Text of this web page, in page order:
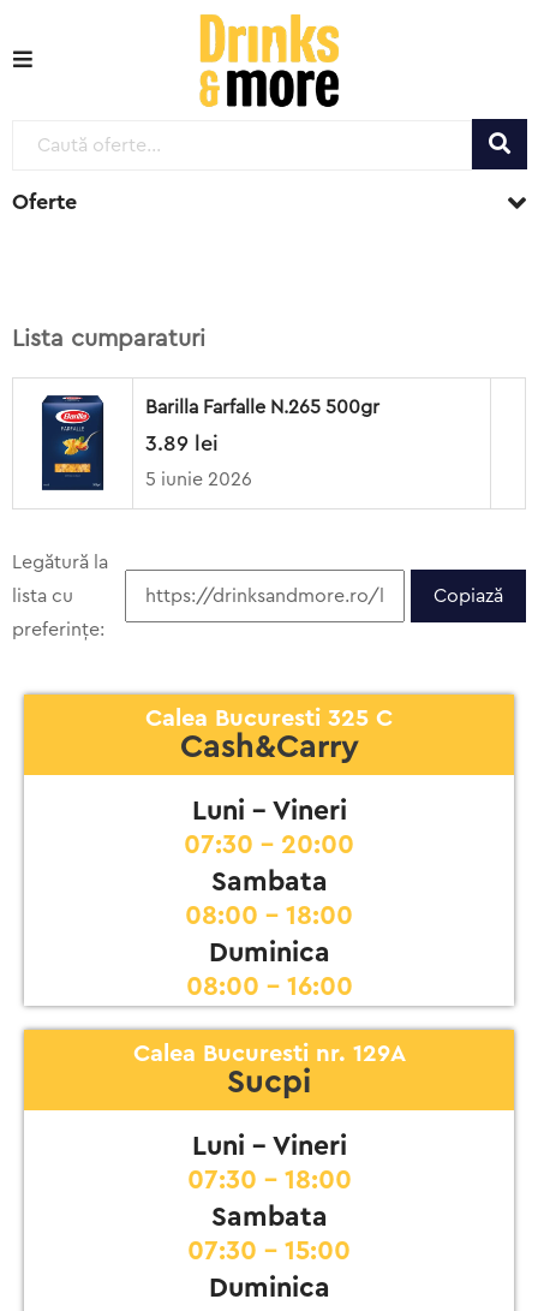
Oferte
Lista cumparaturi
Barilla Farfalle N.265 500gr
3.89 lei
5 iunie 2026
Legătură la
lista cu
preferințe:
Copiază
Calea Bucuresti 325 C
Cash&Carry
Luni - Vineri
07:30 - 20:00
Sambata
08:00 - 18:00
Duminica
08:00 - 16:00
Calea Bucuresti nr. 129A
Sucpi
Luni - Vineri
07:30 - 18:00
Sambata
07:30 - 15:00
Duminica